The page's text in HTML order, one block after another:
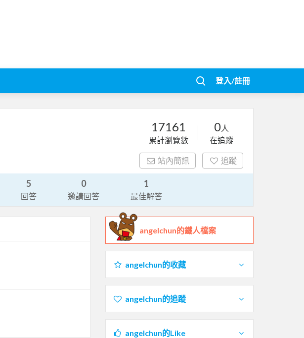
登入/註冊
17161
累計瀏覽數
0人
在追蹤
站內簡訊 追蹤
5
回答
0
邀請回答
1
最佳解答
angelchun的鐵人檔案
angelchun的收藏
angelchun的追蹤
angelchun的Like